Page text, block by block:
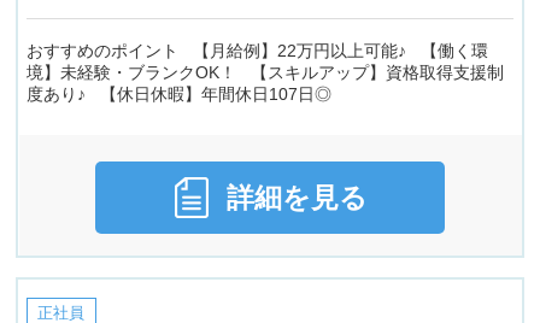
おすすめのポイント 【月給例】22万円以上可能♪ 【働く環
境】未経験・ブランクOK！ 【スキルアップ】資格取得支援制
度あり♪ 【休日休暇】年間休日107日◎
詳細を見る
正社員